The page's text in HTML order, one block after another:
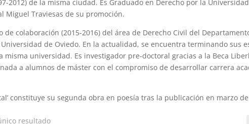
2012) de la misma ciudad. Es Graduado en Derecho por la
Miguel Traviesas de su promoción.
de colaboración (2015-2016) del área de Derecho Civil del
de Oviedo. En la actualidad, se encuentra terminando sus
misma universidad. Es investigador pre-doctoral gracias a la Beca
a alumnos de máster con el compromiso de desarrollar carrera
constituye su segunda obra en poesía tras la publicación en marzo de
resultado